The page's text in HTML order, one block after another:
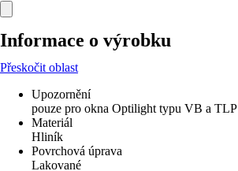
Informace o výrobku
Přeskočit oblast
Upozornění
pouze pro okna Optilight typu VB a TLP
Materiál
Hliník
Povrchová úprava
Lakované